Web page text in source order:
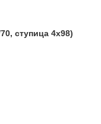
ступица 4х98)